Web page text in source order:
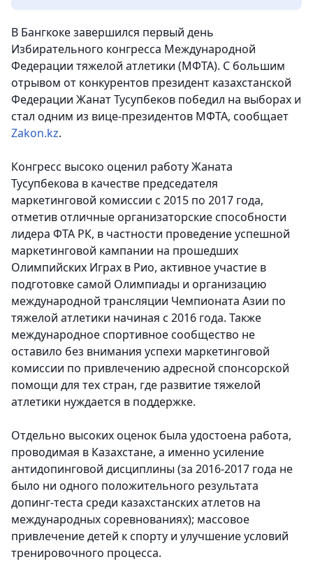
В Бангкоке завершился первый день
Избирательного конгресса Международной
Федерации тяжелой атлетики (МФТА). С большим
отрывом от конкурентов президент казахстанской
Федерации Жанат Тусупбеков победил на выборах и
стал одним из вице-президентов МФТА, сообщает
Zakon.kz.
Конгресс высоко оценил работу Жаната
Тусупбекова в качестве председателя
маркетинговой комиссии с 2015 по 2017 года,
отметив отличные организаторские способности
лидера ФТА РК, в частности проведение успешной
маркетинговой кампании на прошедших
Олимпийских Играх в Рио, активное участие в
подготовке самой Олимпиады и организацию
международной трансляции Чемпионата Азии по
тяжелой атлетики начиная с 2016 года. Также
международное спортивное сообщество не
оставило без внимания успехи маркетинговой
комиссии по привлечению адресной спонсорской
помощи для тех стран, где развитие тяжелой
атлетики нуждается в поддержке.
Отдельно высоких оценок была удостоена работа,
проводимая в Казахстане, а именно усиление
антидопинговой дисциплины (за 2016-2017 года не
было ни одного положительного результата
допинг-теста среди казахстанских атлетов на
международных соревнованиях); массовое
привлечение детей к спорту и улучшение условий
тренировочного процесса.